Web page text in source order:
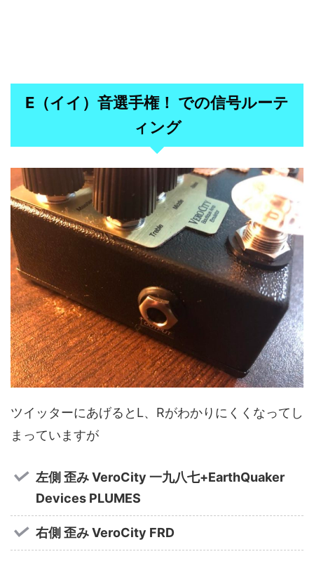
E（イイ）音選手権！ での信号ルーテ
ィング
ツイッターにあげるとL、Rがわかりにくくなってし
まっていますが
左側 歪み VeroCity 一九八七+EarthQuaker
Devices PLUMES
右側 歪み VeroCity FRD